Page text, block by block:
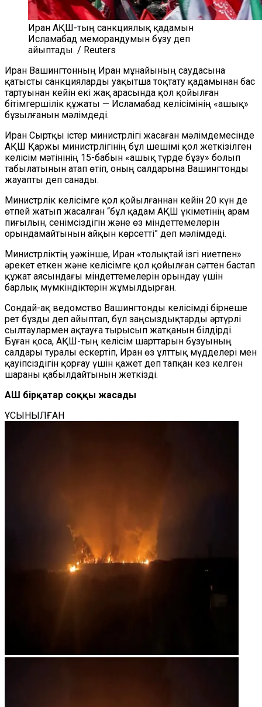
Иран АҚШ-тың санкциялық қадамын
Исламабад меморандумын бұзу деп
айыптады. / Reuters
Иран Вашингтонның Иран мұнайының саудасына
қатысты санкцияларды уақытша тоқтату қадамынан бас
тартуынан кейін екі жақ арасында қол қойылған
бітімгершілік құжаты — Исламабад келісімінің «ашық»
бұзылғанын мәлімдеді.
Иран Сыртқы істер министрлігі жасаған мәлімдемесінде
АҚШ Қаржы министрлігінің бұл шешімі қол жеткізілген
келісім мәтінінің 15-бабын «ашық түрде бұзу» болып
табылатынын атап өтіп, оның салдарына Вашингтонды
жауапты деп санады.
Министрлік келісімге қол қойылғаннан кейін 20 күн де
өтпей жатып жасалған “бұл қадам АҚШ үкіметінің арам
пиғылын, сенімсіздігін және өз міндеттемелерін
орындамайтынын айқын көрсетті” деп мәлімдеді.
Министрліктің уәжінше, Иран «толықтай ізгі ниетпен»
әрекет еткен және келісімге қол қойылған сәттен бастап
құжат аясындағы міндеттемелерін орындау үшін
барлық мүмкіндіктерін жұмылдырған.
Сондай-ақ ведомство Вашингтонды келісімді бірнеше
рет бұзды деп айыптап, бұл заңсыздықтарды әртүрлі
сылтаулармен ақтауға тырысып жатқанын білдірді.
Бұған қоса, АҚШ-тың келісім шарттарын бұзуының
салдары туралы ескертіп, Иран өз ұлттық мүдделері мен
қауіпсіздігін қорғау үшін қажет деп тапқан кез келген
шараны қабылдайтынын жеткізді.
АҚШ бірқатар соққы жасады
ҰСЫНЫЛҒАН